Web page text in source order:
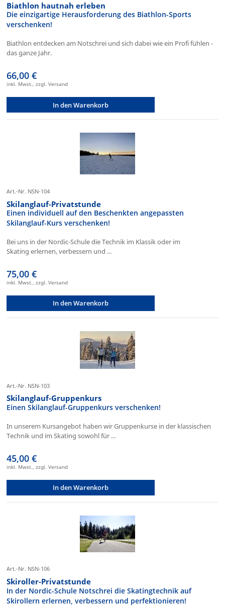
Biathlon hautnah erleben
Die einzigartige Herausforderung des Biathlon-Sports
verschenken!
Biathlon entdecken am Notschrei und sich dabei wie ein Profi fühlen -
das ganze Jahr.
66,00 €
inkl. Mwst., zzgl. Versand
In den Warenkorb
Art.-Nr. NSN-104
Skilanglauf-Privatstunde
Einen individuell auf den Beschenkten angepassten
Skilanglauf-Kurs verschenken!
Bei uns in der Nordic-Schule die Technik im Klassik oder im
Skating erlernen, verbessern und ...
75,00 €
inkl. Mwst., zzgl. Versand
In den Warenkorb
Art.-Nr. NSN-103
Skilanglauf-Gruppenkurs
Einen Skilanglauf-Gruppenkurs verschenken!
In unserem Kursangebot haben wir Gruppenkurse in der klassischen
Technik und im Skating sowohl für ...
45,00 €
inkl. Mwst., zzgl. Versand
In den Warenkorb
Art.-Nr. NSN-106
Skiroller-Privatstunde
In der Nordic-Schule Notschrei die Skatingtechnik auf
Skirollern erlernen, verbessern und perfektionieren!